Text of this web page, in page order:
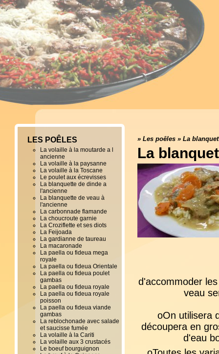
» Les poêles » La
La
d'accommoder
veau
oOn utilisera
découpera en
d'eau
LES POÊLES
La volaille à la moutarde a l
ancienne
La volaille à la paysanne
La volaille à la Toscane
Le poulet aux écrevisses
La blanquette de dinde a
l'ancienne
La blanquette de veau à
l'ancienne
La carbonnade flamande
La choucroute garnie
La Croziflette et ses diots
La Feijoada
La gardianne de taureau
La macaronade
La paella ou fideua mega
royale
La paella ou fideua Orientale
La paella ou fideua poulet
gambas
La paella ou fideua royale
La paella ou fideua royale
poisson
La paella ou fideua viande
gambas
La reblochonade avec salade
et saucisse fumée
La volaille à la Cariti
La volaille aux 3 crustacés
Le boeuf bourguignon